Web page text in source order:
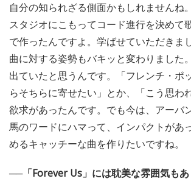
自分の知られざる側面かもしれませんね
スタジオにこもってコード進行を決めて
で作ったんですよ。学ばせていただきま
曲に対する姿勢もバキッと変わりました
出ていたと思うんです。「フレンチ・ポ
らそちらに寄せたい」とか、「こう思わ
欲求があったんです。でも今は、アーバ
馬のワードにハマって、インパクトがあ
めるキャッチーな曲を作りたいですね。
──「Forever Us」には耽美な雰囲気もあ